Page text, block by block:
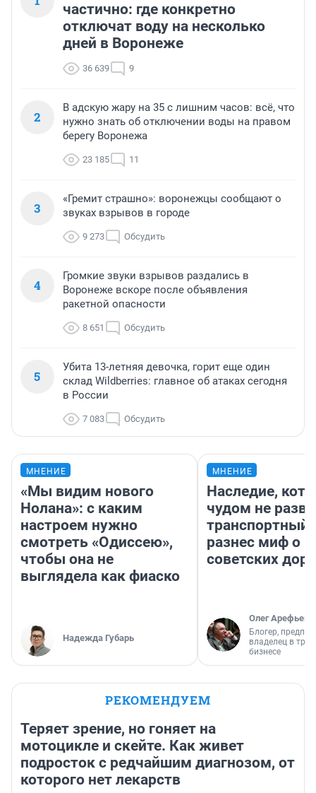
частично: где конкретно
отключат воду на несколько
дней в Воронеже
36 639 9
2
В адскую жару на 35 с лишним часов: всё, что
нужно знать об отключении воды на правом
берегу Воронежа
23 185 11
3
«Гремит страшно»: воронежцы сообщают о
звуках взрывов в городе
9 273 Обсудить
4
Громкие звуки взрывов раздались в
Воронеже вскоре после объявления
ракетной опасности
8 651 Обсудить
5
Убита 13-летняя девочка, горит еще один
склад Wildberries: главное об атаках сегодня
в России
7 083 Обсудить
МНЕНИЕ
«Мы видим нового
Нолана»: с каким
настроем нужно
смотреть «Одиссею»,
чтобы она не
выглядела как фиаско
Надежда Губарь
МНЕНИЕ
Наследие,
чудом не
транспортный
разнес миф о
советских
Олег Арефьев
Блогер,
владелец в
бизнесе
РЕКОМЕНДУЕМ
Теряет зрение, но гоняет на
мотоцикле и скейте. Как живет
подросток с редчайшим диагнозом, от
которого нет лекарств